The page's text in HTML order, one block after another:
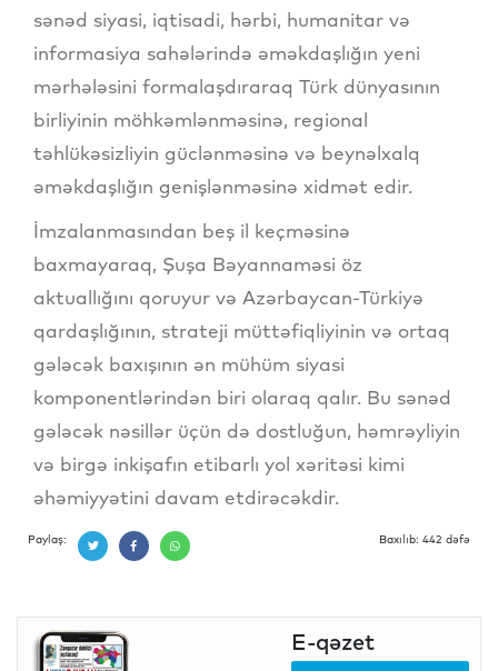
sənəd siyasi, iqtisadi, hərbi, humanitar və
informasiya sahələrində əməkdaşlığın yeni
mərhələsini formalaşdıraraq Türk dünyasının
birliyinin möhkəmlənməsinə, regional
təhlükəsizliyin güclənməsinə və beynəlxalq
əməkdaşlığın genişlənməsinə xidmət edir.
İmzalanmasından beş il keçməsinə
baxmayaraq, Şuşa Bəyannaməsi öz
aktuallığını qoruyur və Azərbaycan-Türkiyə
qardaşlığının, strateji müttəfiqliyinin və ortaq
gələcək baxışının ən mühüm siyasi
komponentlərindən biri olaraq qalır. Bu sənəd
gələcək nəsillər üçün də dostluğun, həmrəyliyin
və birgə inkişafın etibarlı yol xəritəsi kimi
əhəmiyyətini davam etdirəcəkdir.
Paylaş: Baxılıb: 442 dəfə
E-qəzet